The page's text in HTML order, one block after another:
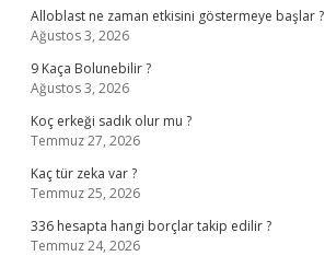
Alloblast ne zaman etkisini göstermeye başlar ?
Ağustos 3, 2026
9 Kaça Bolunebilir ?
Ağustos 3, 2026
Koç erkeği sadık olur mu ?
Temmuz 27, 2026
Kaç tür zeka var ?
Temmuz 25, 2026
336 hesapta hangi borçlar takip edilir ?
Temmuz 24, 2026